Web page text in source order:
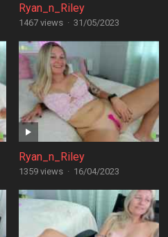
Ryan_n_Riley
1467 views · 31/05/2023
Ryan_n_Riley
1359 views · 16/04/2023